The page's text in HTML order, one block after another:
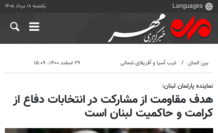
یکشنبه ۱۸ مرداد ۱۴۰۵
بین الملل غرب آسیا و آفریقای شمالی ۲۹ اسفند ۱۴۰۰، ۱۵:۰۹
نماینده پارلمان لبنان:
هدف مقاومت از مشارکت در انتخابات دفاع از
کرامت و حاکمیت لبنان است